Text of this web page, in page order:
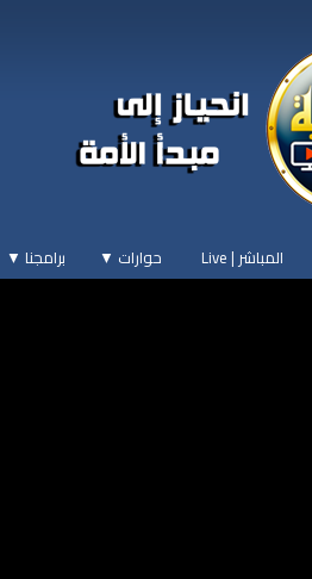
المباشر | Live حوارات ▼ برامجنا ▼